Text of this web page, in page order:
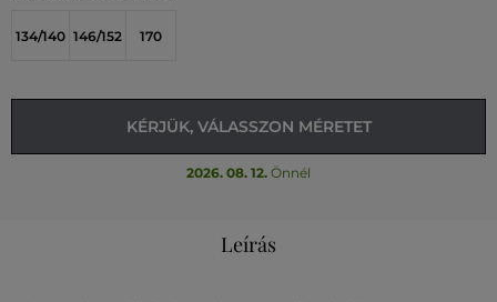
134/140 146/152 170
KÉRJÜK, VÁLASSZON MÉRETET
2026. 08. 12. Önnél
Leírás